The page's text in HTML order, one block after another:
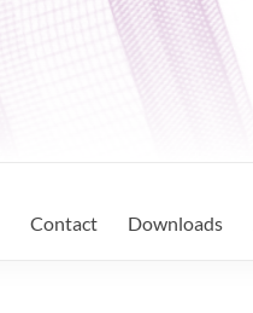
Contact Downloads